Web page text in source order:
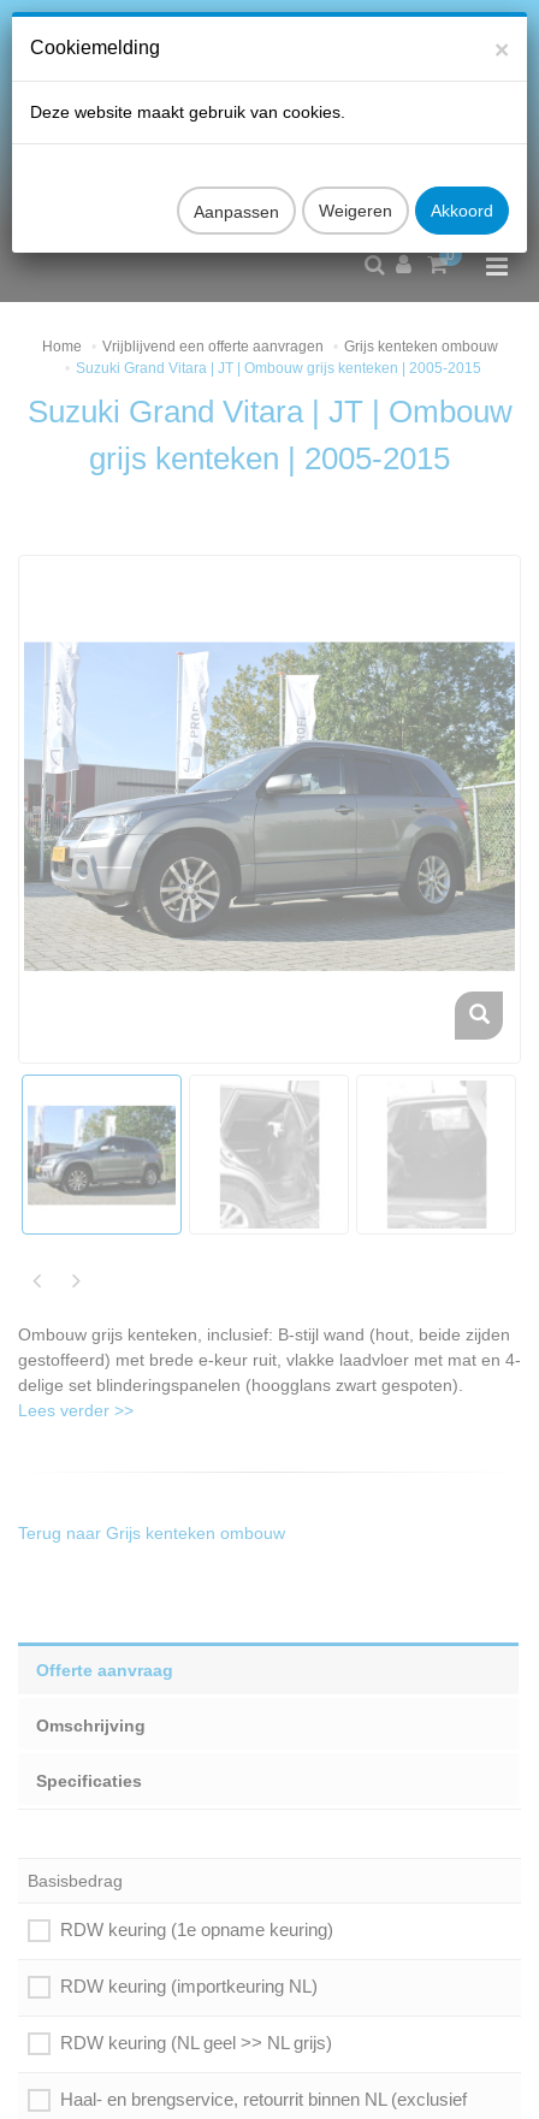
0
Home Vrijblijvend een offerte aanvragen
Grijs kenteken ombouw
Suzuki Grand Vitara | JT | Ombouw grijs kenteken | 2005-2015
Suzuki Grand Vitara | JT | Ombouw
grijs kenteken | 2005-2015
Ombouw grijs kenteken, inclusief: B-stijl wand (hout, beide zijden
gestoffeerd) met brede e-keur ruit, vlakke laadvloer met mat en 4-
delige set blinderingspanelen (hoogglans zwart gespoten).
Lees verder >>
Terug naar Grijs kenteken ombouw
Offerte aanvraag
Omschrijving
Specificaties
Basisbedrag
RDW keuring (1e opname keuring)
RDW keuring (importkeuring NL)
RDW keuring (NL geel >> NL grijs)
Haal- en brengservice, retourrit binnen NL (exclusief
×
Cookiemelding
Deze website maakt gebruik van cookies.
Aanpassen